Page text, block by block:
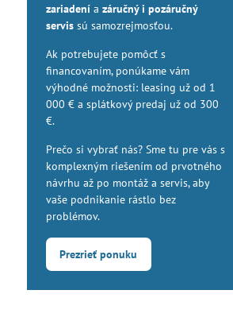
zariadenía záručný i pozáručný
servissú samozrejmosťou.
Ak potrebujete pomôcť s
financovaním, ponúkame vám
výhodné možnosti: leasing už od 1
000 € a splátkový predaj už od 300
€.
Prečo si vybrať nás? Sme tu pre vás s
komplexným riešením od prvotného
návrhu až po montáž a servis, aby
vaše podnikanie rástlo bez
problémov.
Prezrieť ponuku